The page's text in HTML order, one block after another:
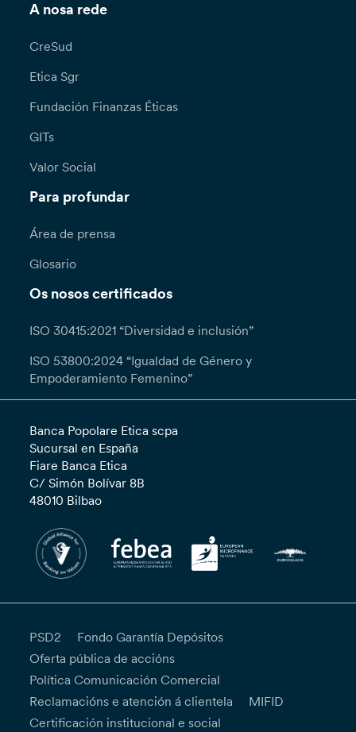
A nosa rede
CreSud
Etica Sgr
Fundación Finanzas Éticas
GITs
Valor Social
Para profundar
Área de prensa
Glosario
Os nosos certificados
ISO 30415:2021 “Diversidad e inclusión”
ISO 53800:2024 “Igualdad de Género y
Empoderamiento Femenino”
Banca Popolare Etica scpa
Sucursal en España
Fiare Banca Etica
C/ Simón Bolívar 8B
48010 Bilbao
PSD2
Fondo Garantía Depósitos
Oferta pública de accións
Política Comunicación Comercial
Reclamacións e atención á clientela
MIFID
Certificación institucional e social